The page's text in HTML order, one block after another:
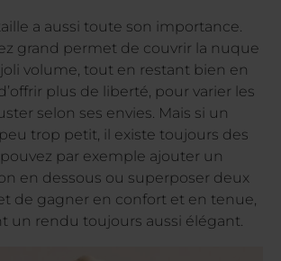
a aussi toute son importance.
grand permet de couvrir la nuque
volume, tout en restant bien en
plus de liberté, pour varier les
selon ses envies. Mais si un
trop petit, il existe toujours des
par exemple ajouter un
en dessous ou superposer deux
de gagner en confort et en tenue,
un rendu toujours aussi élégant.